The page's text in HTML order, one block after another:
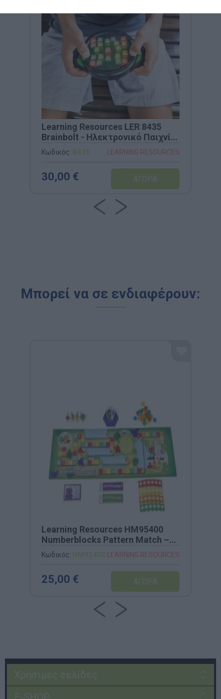
Learning Resources LER 8435
Brainbolt - Ηλεκτρονικό Παιχνίδι
Μνήμης
Κωδικός: 8435 LEARNING RESOURCES
30,00 €
Μπορεί να σε ενδιαφέρουν:
Learning Resources HM95400
Numberblocks Pattern Match –
Εκπαιδευτικό Επιτραπέζιο
Λογικής & Μοτίβων
Κωδικός: HM95400 LEARNING RESOURCES
25,00 €
Χρήσιμες σελίδες